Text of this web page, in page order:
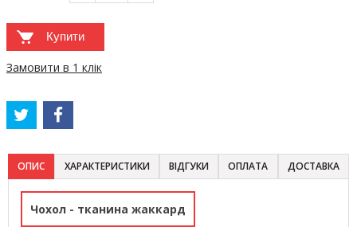
Купити
Замовити в 1 клік
ОПИС ХАРАКТЕРИСТИКИ ВІДГУКИ ОПЛАТА ДОСТАВКА
Чохол - тканина жаккард